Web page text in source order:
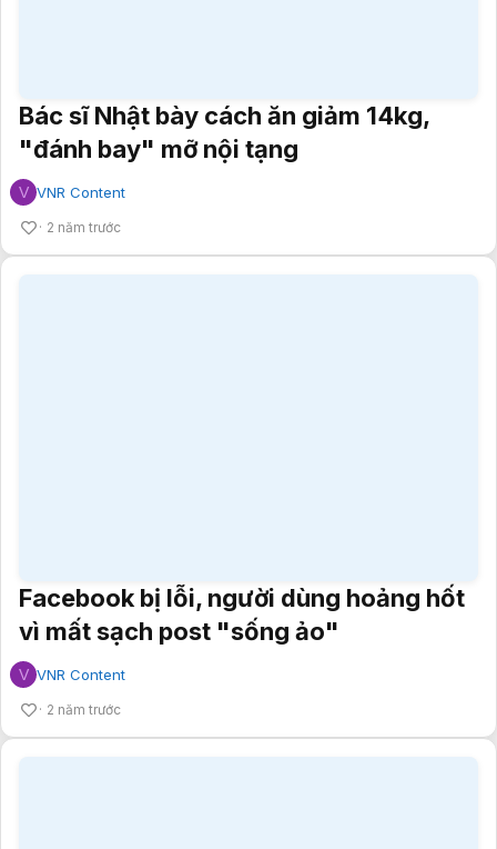
Bác sĩ Nhật bày cách ăn giảm 14kg,
"đánh bay" mỡ nội tạng
V VNR Content
2 năm trước
Facebook bị lỗi, người dùng hoảng hốt
vì mất sạch post "sống ảo"
V VNR Content
2 năm trước